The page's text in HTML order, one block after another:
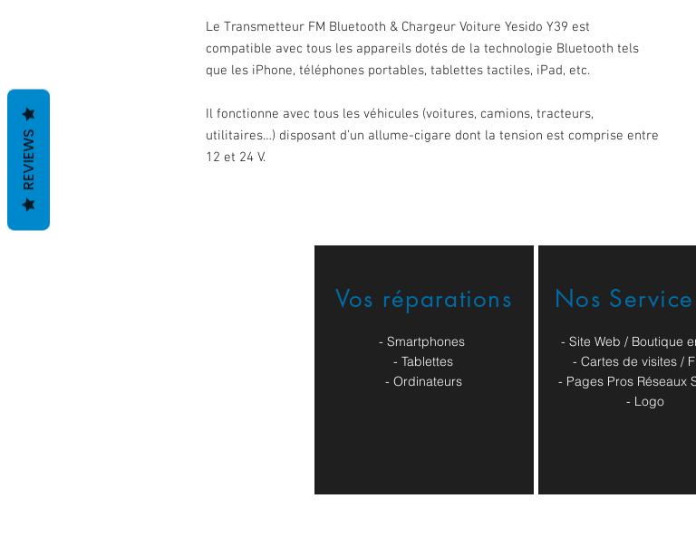
Le Transmetteur FM Bluetooth & Chargeur Voiture Yesido Y39 est
compatible avec tous les appareils dotés de la technologie Bluetooth tels
que les iPhone, téléphones portables, tablettes tactiles, iPad, etc.
Il fonctionne avec tous les véhicules (voitures, camions, tracteurs,
utilitaires…) disposant d’un allume-cigare dont la tension est comprise entre
12 et 24 V.
Vos réparations
- Smartphones
- Tablettes
- Ordinateurs
Nos
- Site Web / Boutique
- Cartes de visites /
- Pages Pros Réseaux
​- Logo
REVIEWS